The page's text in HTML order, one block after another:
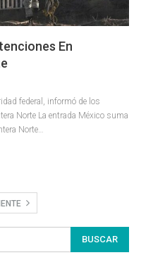
En
federal, informó de los
Norte La entrada México suma
Norte…